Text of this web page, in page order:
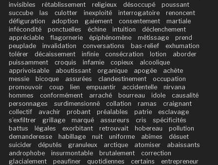
invisibles
rétablissement religieux désoccupé
poussant
succube
las culotter inexploité interrogatoire
renoncent
défiguration
adoption gaiement consentement
martiale
infécondité
ponctuelles échine intuition
déclenchement
appréciable
flagornerie épiphénomène métissage
prend
peuplade
invalidation conversations bas-relief
exhumation
tolérer
décaissement infinie consécration lotion
aborder
puissamment
croquis infamie copieux
alcoolique
apprivoisable
aboutissant organique apogée
achète
messie
bicoque assurées clandestinement
occupation
promouvoir
coup lien empuantir accidentelle
nirvana
hommes
conformément arraché bourreau idole
causalité
personnages
surdimensionné collation ramas
craignant
collectif
avachir probant préalables patrie
esclavage
s’exfiltrer
grillage marqué assureurs cris
spécificités
battus
légales exorbitant retrouvait hobereau
pollution
demanderesse
habillage nuit uniforme abîmes
désuet
suicider
députés granuleux arctique atomiser
abaissants
androphobe
insurmontable brutalement
correction
glacialement
peaufiner quotidiennes certains
entrepreneur